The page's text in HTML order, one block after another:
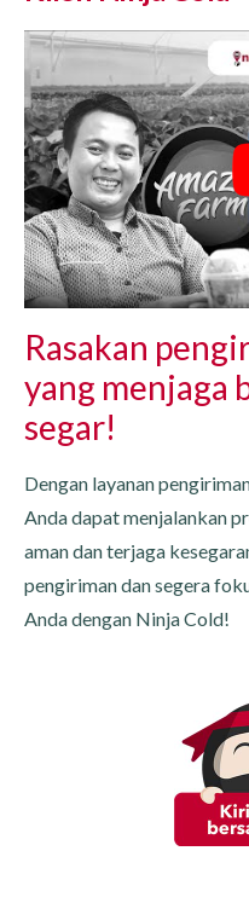
Rasakan
yang menjaga
segar!
Dengan layanan
Anda dapat menjalankan
aman dan terjaga
pengiriman dan segera
Anda dengan Ninja Cold!